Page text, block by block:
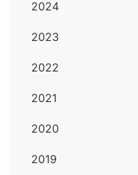
2024
2023
2022
2021
2020
2019